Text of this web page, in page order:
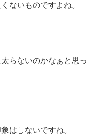
ないものですよね。
らないのかなぁと思っ
はしないですね。